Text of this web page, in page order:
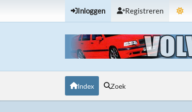
Inloggen Registreren
Index Zoek